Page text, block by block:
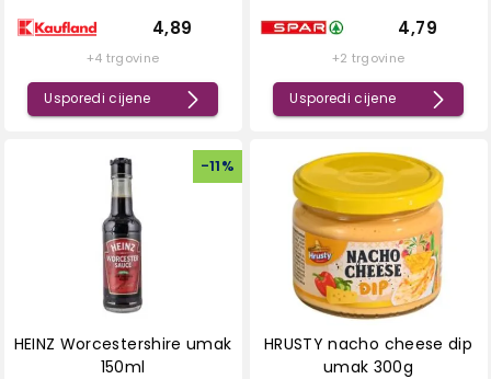
4,89
+4 trgovine
Usporedi cijene
4,79
+2 trgovine
Usporedi cijene
-11%
HEINZ Worcestershire umak
150ml
HRUSTY nacho cheese dip
umak 300g